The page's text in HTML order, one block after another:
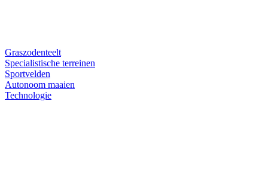
Graszodenteelt
Specialistische terreinen
Sportvelden
Autonoom maaien
Technologie